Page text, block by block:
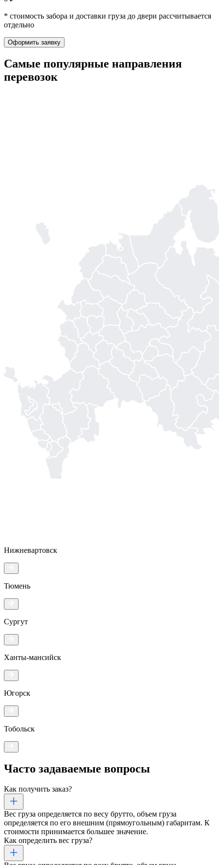
* стоимость забора и доставки груза до двери рассчитывается
отдельно
Оформить заявку
Самые популярные направления
перевозок
Нижневартовск
Тюмень
Сургут
Ханты-мансийск
Югорск
Тобольск
Часто задаваемые вопросы
Как получить заказ?
Вес груза определяется по весу брутто, объем груза
определяется по его внешним (прямоугольным) габаритам. К
стоимости принимается большее значение.
Как определить вес груза?